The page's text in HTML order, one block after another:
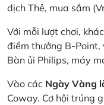
dịch Thẻ, mua sắm
Với mỗi lượt chơi,
điểm thưởng B-
Bàn ủi Philips, máy
Vào các Ngày Vàng
Coway. Cơ hội trúng